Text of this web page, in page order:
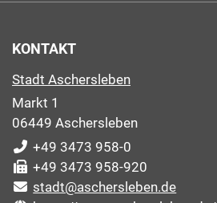
KONTAKT
Stadt Aschersleben
Markt 1
06449 Aschersleben
+49 3473 958-0
+49 3473 958-920
stadt@aschersleben.de